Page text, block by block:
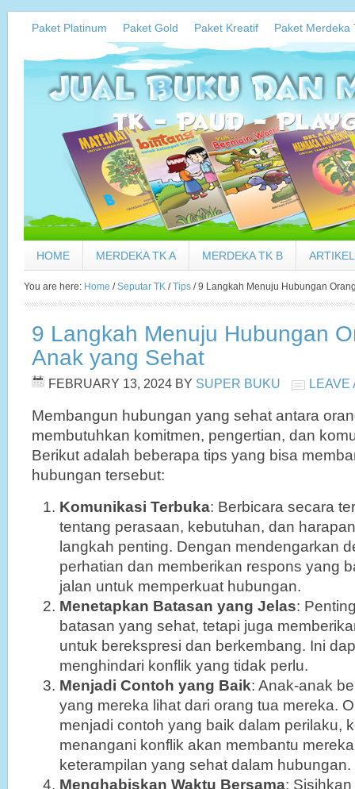
Paket Platinum Paket Gold Paket Kreatif Paket Merdeka
HOME MERDEKA TK A MERDEKA TK B ARTIKEL
You are here: Home / Seputar TK / Tips /9 Langkah Menuju Hubungan
9 Langkah Menuju Hubungan
Anak yang Sehat
FEBRUARY 13, 2024 BY SUPER BUKU LEAVE
Membangun hubungan yang sehat antara
membutuhkan komitmen, pengertian, dan
Berikut adalah beberapa tips yang bisa
hubungan tersebut:
Komunikasi Terbuka: Berbicara secara
tentang perasaan, kebutuhan, dan
langkah penting. Dengan mendengarkan
perhatian dan memberikan respons yang
jalan untuk memperkuat hubungan.
Menetapkan Batasan yang Jelas:
batasan yang sehat, tetapi juga
untuk berekspresi dan berkembang. Ini
menghindari konflik yang tidak perlu.
Menjadi Contoh yang Baik: Anak-anak
yang mereka lihat dari orang tua mereka.
menjadi contoh yang baik dalam perilaku,
menangani konflik akan membantu
keterampilan yang sehat dalam hubungan.
Menghabiskan Waktu Bersama: